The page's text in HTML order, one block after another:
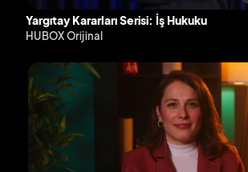
Yargıtay Kararları Serisi: İş Hukuku
HUBOX Orijinal